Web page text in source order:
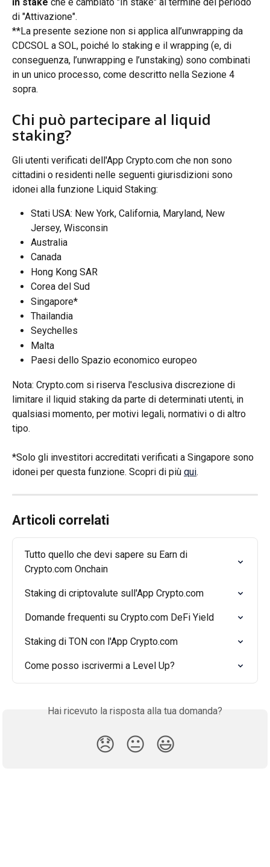
di "Attivazione".
**La presente sezione non si applica all’unwrapping da
CDCSOL a SOL, poiché lo staking e il wrapping (e, di
conseguenza, l’unwrapping e l’unstaking) sono combinati
in un unico processo, come descritto nella Sezione 4
sopra.
Chi può partecipare al liquid
staking?
Gli utenti verificati dell'App Crypto.com che non sono
cittadini o residenti nelle seguenti giurisdizioni sono
idonei alla funzione Liquid Staking:
Stati USA: New York, California, Maryland, New
Jersey, Wisconsin
Australia
Canada
Hong Kong SAR
Corea del Sud
Singapore*
Thailandia
Seychelles
Malta
Paesi dello Spazio economico europeo
Nota: Crypto.com si riserva l'esclusiva discrezione di
limitare il liquid staking da parte di determinati utenti, in
qualsiasi momento, per motivi legali, normativi o di altro
tipo.
*Solo gli investitori accreditati verificati a Singapore sono
idonei per questa funzione. Scopri di più qui.
Articoli correlati
Tutto quello che devi sapere su Earn di
Crypto.com Onchain
Staking di criptovalute sull'App Crypto.com
Domande frequenti su Crypto.com DeFi Yield
Staking di TON con l'App Crypto.com
Come posso iscrivermi a Level Up?
Hai ricevuto la risposta alla tua domanda?
😞 😐 😃